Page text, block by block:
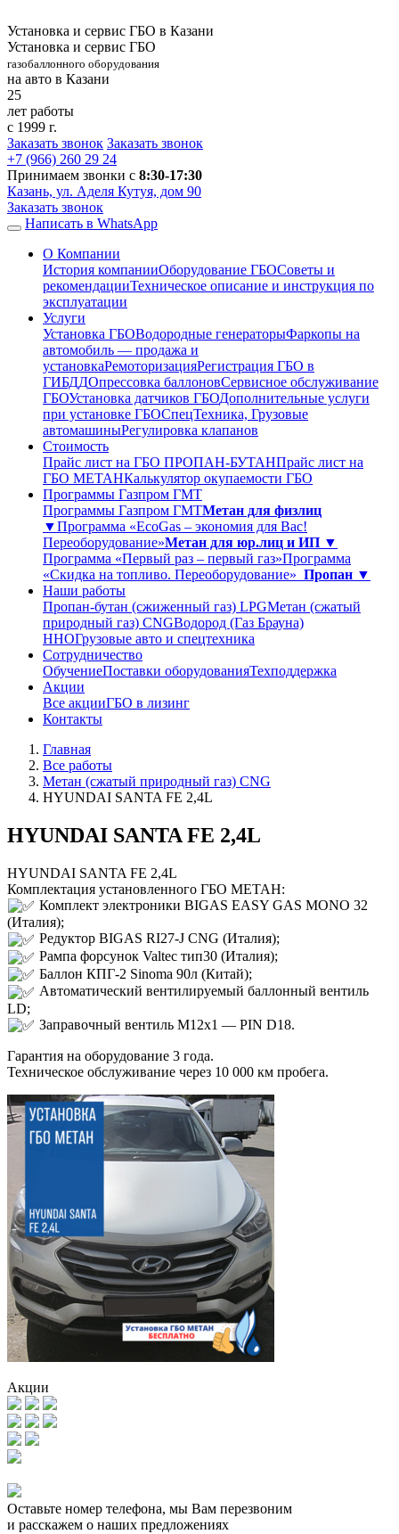
Установка и сервис ГБО в Казани
Установка и сервис ГБО
газобаллонного оборудования
на авто в Казани
25
лет работы
с 1999 г.
Заказать звонок Заказать звонок
+7 (966) 260 29 24
Принимаем звонки с 8:30-17:30
Казань, ул. Аделя Кутуя, дом 90
Заказать звонок
Написать в WhatsApp
О Компании
История компанииОборудование ГБОСоветы и
рекомендацииТехническое описание и инструкция по
эксплуатации
Услуги
Установка ГБОВодородные генераторыФаркопы на
автомобиль — продажа и
установкаРемоторизацияРегистрация ГБО в
ГИБДДОпрессовка баллоновСервисное обслуживание
ГБОУстановка датчиков ГБОДополнительные услуги
при установке ГБОСпецТехника, Грузовые
автомашиныРегулировка клапанов
Стоимость
Прайс лист на ГБО ПРОПАН-БУТАНПрайс лист на
ГБО МЕТАНКалькулятор окупаемости ГБО
Программы Газпром ГМТ
Программы Газпром ГМТМетан для физлиц
▼Программа «EcoGas – экономия для Вас!
Переоборудование»Метан для юр.лиц и ИП ▼
Программа «Первый раз – первый газ»Программа
«Скидка на топливо. Переоборудование» Пропан ▼
Наши работы
Пропан-бутан (сжиженный газ) LPGМетан (сжатый
природный газ) CNGВодород (Газ Брауна)
ННОГрузовые авто и спецтехника
Сотрудничество
ОбучениеПоставки оборудованияТехподдержка
Акции
Все акцииГБО в лизинг
Контакты
Главная
Все работы
Метан (сжатый природный газ) CNG
HYUNDAI SANTA FE 2,4L
HYUNDAI SANTA FE 2,4L
HYUNDAI SANTA FE 2,4L
Комплектация установленного ГБО МЕТАН:
Комплект электроники BIGAS ЕASY GAS MONO 32
(Италия);
Редуктор BIGAS RI27-J CNG (Италия);
Рампа форсунок Valtec тип30 (Италия);
Баллон КПГ-2 Sinoma 90л (Китай);
Автоматический вентилируемый баллонный вентиль
LD;
Заправочный вентиль M12x1 — PIN D18.
Гарантия на оборудование 3 года.
Техническое обслуживание через 10 000 км пробега.
Акции
Оставьте номер телефона, мы Вам перезвоним
и расскажем о наших предложениях